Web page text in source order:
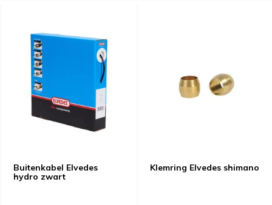
Buitenkabel Elvedes
hydro zwart
Klemring Elvedes shimano